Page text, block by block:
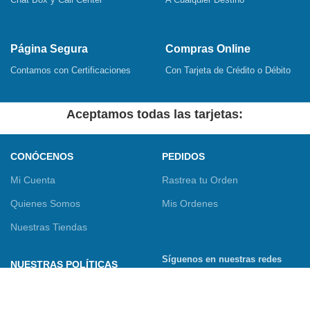
Página Segura
Contamos con Certificaciones
Compras Online
Con Tarjeta de Crédito o Débito
Aceptamos todas las tarjetas:
CONÓCENOS
Mi Cuenta
Quienes Somos
Nuestras Tiendas
PEDIDOS
Rastrea tu Orden
Mis Ordenes
NUESTRAS POLÍTICAS
Síguenos en nuestras redes